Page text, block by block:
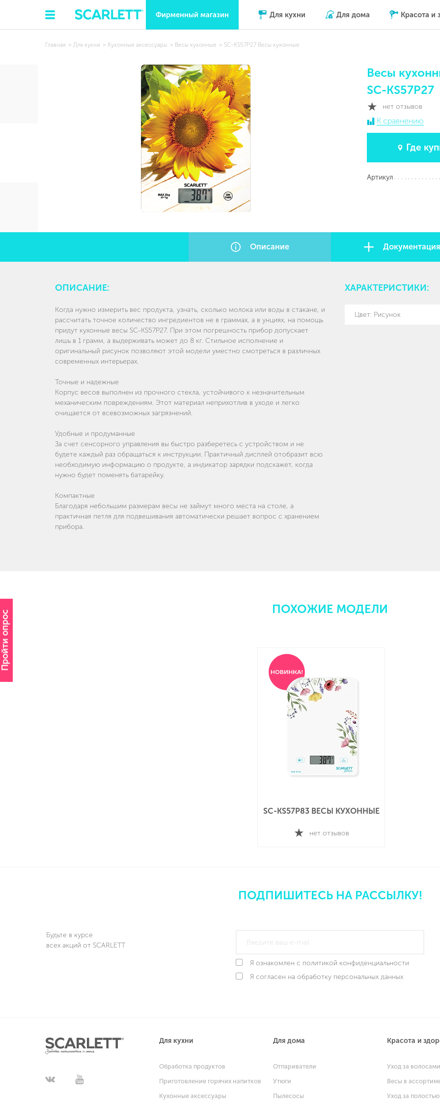
Фирменный магазин Для кухни Для дома Красота и
Пройти опрос
Главная Для кухни Кухонные аксессуары Весы кухонные SC-KS57P27 Весы кухонные
Весы
SC-KS57P27
нет отзывов
К сравнению
Где
Артикул
Описание Документация
ОПИСАНИЕ:
Когда нужно измерить вес продукта, узнать, сколько молока или воды в стакане, и
рассчитать точное количество ингредиентов не в граммах, а в унциях, на помощь
придут кухонные весы SC-KS57P27. При этом погрешность прибор допускает
лишь в 1 грамм, а выдерживать может до 8 кг. Стильное исполнение и
оригинальный рисунок позволяют этой модели уместно смотреться в различных
современных интерьерах.
Точные и надежные
Корпус весов выполнен из прочного стекла, устойчивого к незначительным
механическим повреждениям. Этот материал неприхотлив в уходе и легко
очищается от всевозможных загрязнений.
Удобные и продуманные
За счет сенсорного управления вы быстро разберетесь с устройством и не
будете каждый раз обращаться к инструкции. Практичный дисплей отобразит всю
необходимую информацию о продукте, а индикатор зарядки подскажет, когда
нужно будет поменять батарейку.
Компактные
Благодаря небольшим размерам весы не займут много места на столе, а
практичная петля для подвешивания автоматически решает вопрос с хранением
прибора.
ХАРАКТЕРИСТИКИ:
Цвет: Рисунок
ПОХОЖИЕ МОДЕЛИ
SC-KS57P83 ВЕСЫ КУХОННЫЕ
нет отзывов
ПОДПИШИТЕСЬ НА РАССЫЛКУ!
Будьте в курсе
всех акций от SCARLETT
Я ознакомлен с политикой конфиденциальности
Я согласен на обработку персональных данных
Для кухни
Обработка продуктов
Приготовление горячих напитков
Кухонные аксессуары
Для дома
Отпариватели
Утюги
Пылесосы
Красота и
Уход за волосами
Весы в
Уход за